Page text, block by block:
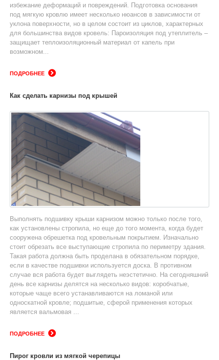
избежание деформаций и повреждений. Подготовка основания
под мягкую кровлю имеет несколько нюансов в зависимости от
уклона поверхности, но в целом состоит из циклов, характерных
для большинства видов кровель: Пароизоляция под утеплитель –
защищает теплоизоляционный материал от капель при
возможном...
ПОДРОБНЕЕ
Как сделать карнизы под крышей
Выполнять подшивку крыши карнизом можно только после того,
как установлены стропила, но еще до того момента, когда будет
сооружена обрешетка под кровельным покрытием. Изначально
стоит обрезать все выступающие стропила по периметру здания.
Такая работа должна быть проделана в обязательном порядке,
если в качестве подшивки используется доска. В противном
случае вся работа будет выглядеть неэстетично. На сегодняшний
день все карнизы делятся на несколько видов: коробчатые,
которые чаще всего устанавливаются на ломаной или
односкатной кровле; подшитые, сферой применения которых
является вальмовая ...
ПОДРОБНЕЕ
Пирог кровли из мягкой черепицы